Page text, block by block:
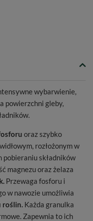
wybarwienie,
powierzchni gleby,
oraz szybko
rozłożonym w
pobieraniu składników
magnezu oraz żelaza
Przewaga fosforu i
w nawozie umożliwia
roślin. Każda granulka
Zapewnia to ich